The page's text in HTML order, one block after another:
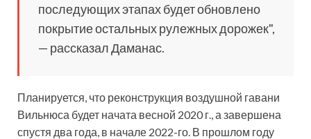
последующих этапах будет обновлено
покрытие остальных рулежных дорожек",
— рассказал Даманас.
Планируется, что реконструкция воздушной гавани
Вильнюса будет начата весной 2020 г., а завершена
спустя два года, в начале 2022-го. В прошлом году